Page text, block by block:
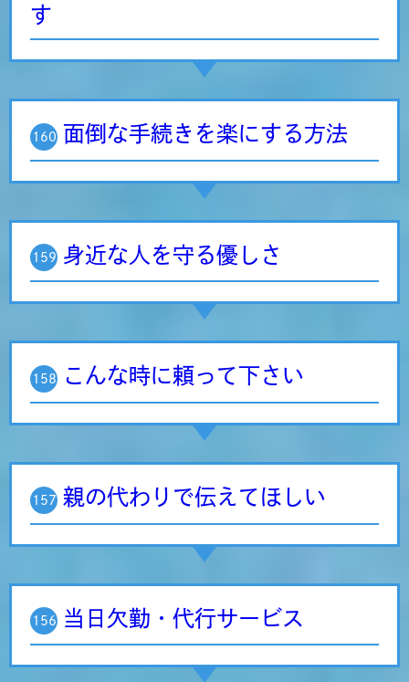
す
160 面倒な手続きを楽にする方法
159 身近な人を守る優しさ
158 こんな時に頼って下さい
157 親の代わりで伝えてほしい
156 当日欠勤・代行サービス